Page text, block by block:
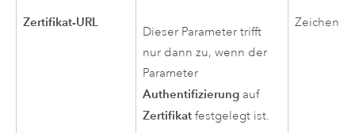
Zertifikat-URL
Dieser Parameter trifft
nur dann zu, wenn der
Parameter
Authentifizierung auf
Zertifikat festgelegt ist.